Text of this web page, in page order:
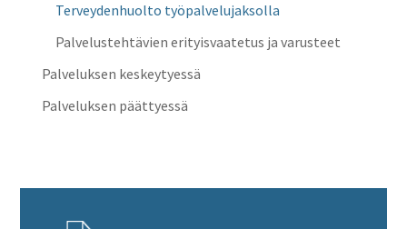
Terveydenhuolto työpalvelujaksolla
Palvelustehtävien erityisvaatetus ja varusteet
Palveluksen keskeytyessä
Palveluksen päättyessä